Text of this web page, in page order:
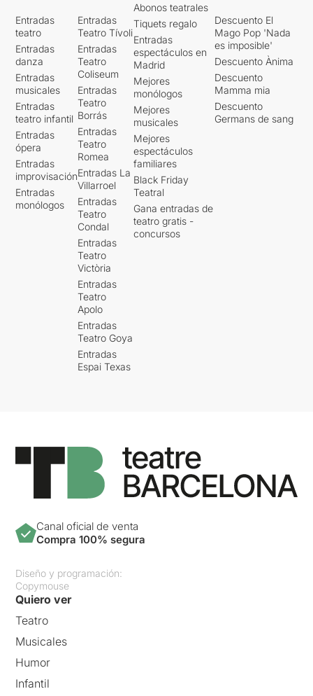
Entradas
teatro
Entradas
danza
Entradas
musicales
Entradas
teatro infantil
Entradas
ópera
Entradas
improvisación
Entradas
monólogos
Entradas
Teatro Tívoli
Entradas
Teatro
Coliseum
Entradas
Teatro
Borrás
Entradas
Teatro
Romea
Entradas La
Villarroel
Entradas
Teatro
Condal
Entradas
Teatro
Victòria
Entradas
Teatro
Apolo
Entradas
Teatro Goya
Entradas
Espai Texas
Abonos teatrales
Tiquets regalo
Entradas
espectáculos en
Madrid
Mejores
monólogos
Mejores
musicales
Mejores
espectáculos
familiares
Black Friday
Teatral
Gana entradas de
teatro gratis -
concursos
Descuento El
Mago Pop 'Nada
es imposible'
Descuento Ànima
Descuento
Mamma mia
Descuento
Germans de sang
Canal oficial de venta
Compra 100% segura
Diseño y programación:
Copymouse
Quiero ver
Teatro
Musicales
Humor
Infantil